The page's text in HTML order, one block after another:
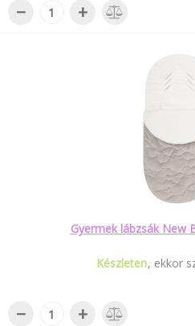
− +
Gyermek lábzsák New
Készleten ekkor
− +